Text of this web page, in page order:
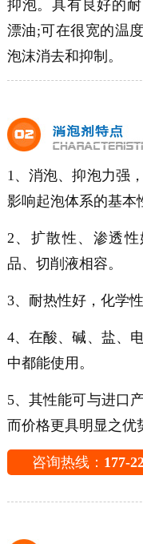
抑泡。具有良好的
漂油;可在很宽的温
泡沫消去和抑制。
1、消泡、抑泡力强
影响起泡体系的基本
2、扩散性、渗透
品、切削液相容。
3、耐热性好，化学性
4、在酸、碱、盐、
中都能使用。
5、其性能可与进口
而价格更具明显之优
咨询热线： 177-